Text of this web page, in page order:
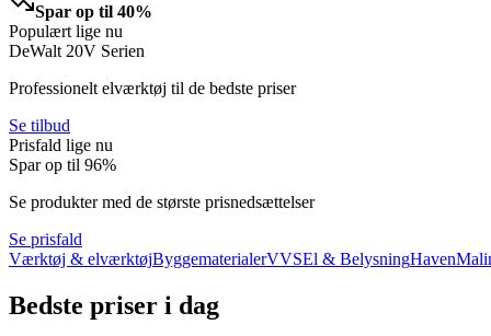
Spar op til 40%
Populært lige nu
DeWalt 20V Serien
Professionelt elværktøj til de bedste priser
Se tilbud
Prisfald lige nu
Spar op til 96%
Se produkter med de største prisnedsættelser
Se prisfald
Værktøj & elværktøjByggematerialerVVSEl & BelysningHaven
Bedste priser i dag